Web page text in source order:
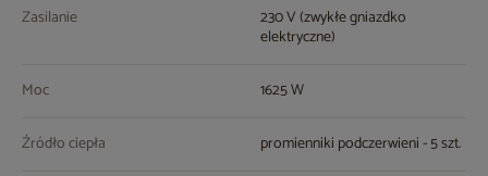
Zasilanie 230 V (zwykłe gniazdko
elektryczne)
Moc 1625 W
Źródło ciepła promienniki podczerwieni - 5 szt.